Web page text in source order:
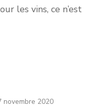
les vins, ce n’est
novembre 2020